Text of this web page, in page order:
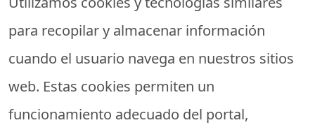
para recopilar y almacenar información
cuando el usuario navega en nuestros sitios
web. Estas cookies permiten un
funcionamiento adecuado del portal,